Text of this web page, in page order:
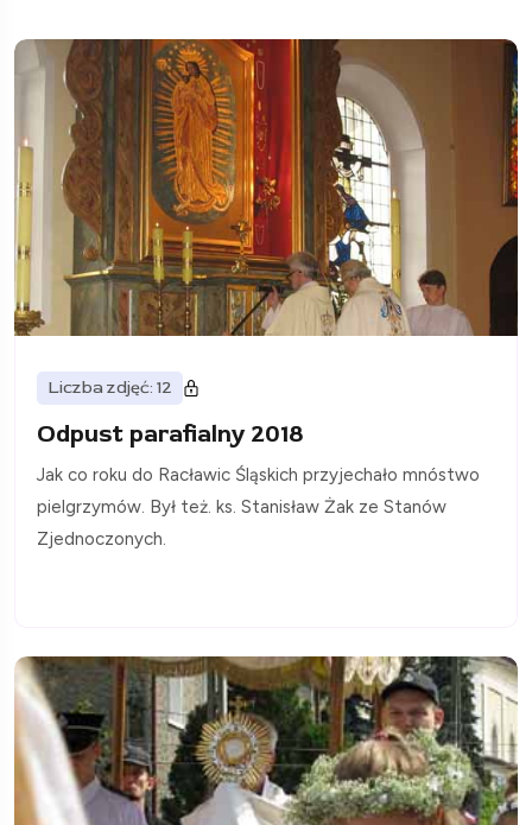
Liczba zdjęć: 12
Odpust parafialny 2018
Jak co roku do Racławic Śląskich przyjechało mnóstwo
pielgrzymów. Był też. ks. Stanisław Żak ze Stanów
Zjednoczonych.